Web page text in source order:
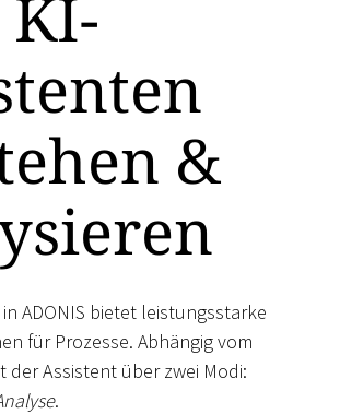
&
ADONIS bietet leistungsstarke
für Prozesse. Abhängig vom
der Assistent über zwei Modi:
.